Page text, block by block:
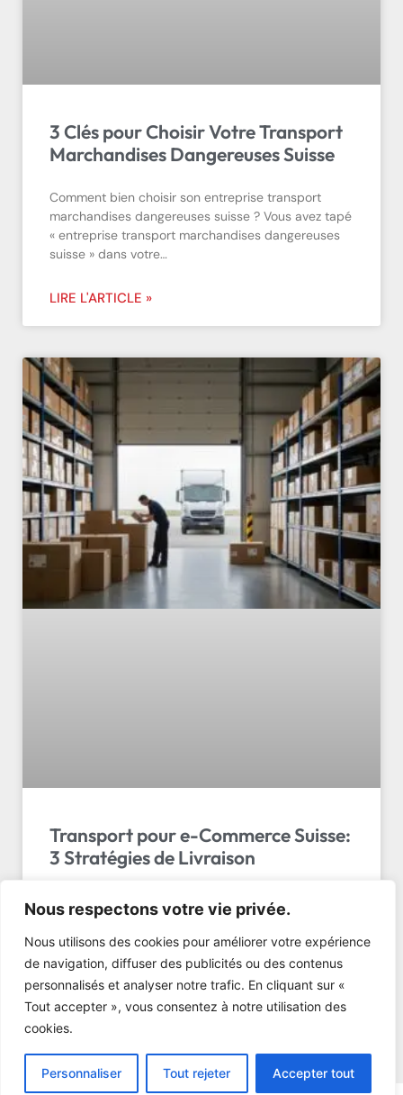
Nous respectons votre vie privée.
Nous utilisons des cookies pour améliorer votre expérience
de navigation, diffuser des publicités ou des contenus
personnalisés et analyser notre trafic. En cliquant sur «
Tout accepter », vous consentez à notre utilisation des
cookies.
Personnaliser Tout rejeter Accepter tout
3 Clés pour Choisir Votre Transport
Marchandises Dangereuses Suisse
Comment bien choisir son entreprise transport
marchandises dangereuses suisse ? Vous avez tapé
« entreprise transport marchandises dangereuses
suisse » dans votre…
LIRE L'ARTICLE »
Transport pour e-Commerce Suisse:
3 Stratégies de Livraison
Transport pour e-Commerce Suisse : 3 Stratégies
Gagnantes de Livraison (Standard, Express, Sur-
Mesure) Vous avez tapé « transport pour e-
commerce suisse » car vou…
LIRE L'ARTICLE »